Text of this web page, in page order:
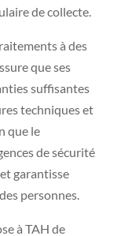
de collecte.
à des
que ses
suffisantes
techniques et
que le
de sécurité
garantisse
personnes.
à TAH de